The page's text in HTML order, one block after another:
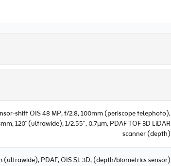
shift OIS 48 MP, f/2.8, 100mm (periscope telephoto),
120˚ (ultrawide), 1/2.55", 0.7µm, PDAF TOF 3D LiDAR
scanner (depth)
(ultrawide), PDAF, OIS SL 3D, (depth/biometrics sensor)